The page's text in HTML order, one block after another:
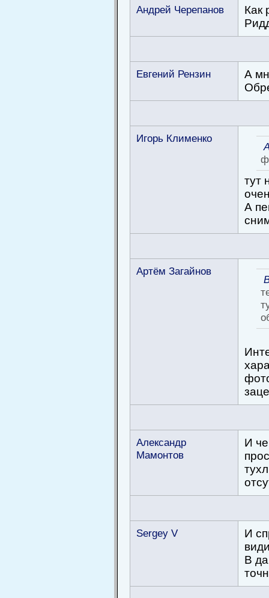
Андрей Черепанов
Как
Евгений Рензин
А
Игорь Клименко
тут
А
Артём Загайнов
Александр
Мамонтов
И
Sergey V
И
В